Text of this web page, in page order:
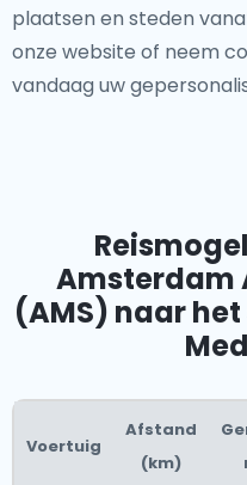
plaatsen en steden
onze website of neem
vandaag uw
Amsterdam
(AMS) naar
Voertuig
Afstand
(km)